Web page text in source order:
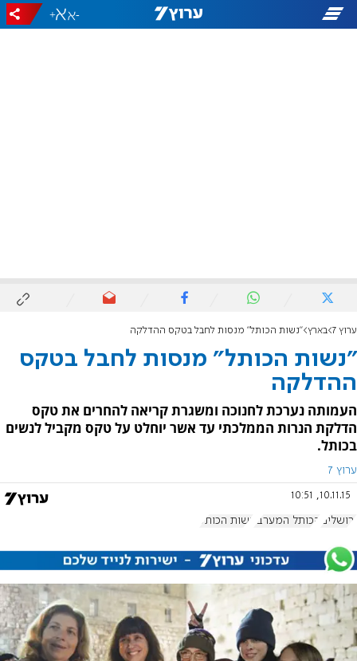
-
+
ערוץ 7 בארץ "נשות הכותל" מנסות לחבל בטקס ההדלקה
"נשות הכותל" מנסות לחבל בטקס
ההדלקה
העמותה נערכת לחנוכה ומשגרת קריאה להחרים את טקס
הדלקת הנרות הממלכתי עד אשר יוחלט על טקס מקביל לנשים
בכותל.
ערוץ 7
10.11.15, 10:51
ירושלים הכותל המערבי נשות הכותל